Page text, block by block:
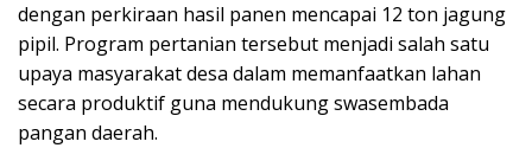
dengan perkiraan hasil panen mencapai 12 ton jagung
pipil. Program pertanian tersebut menjadi salah satu
upaya masyarakat desa dalam memanfaatkan lahan
secara produktif guna mendukung swasembada
pangan daerah.